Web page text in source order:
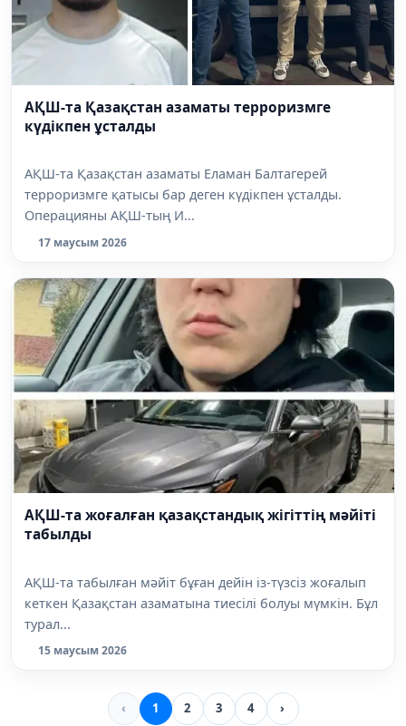
АҚШ-та Қазақстан азаматы терроризмге
күдікпен ұсталды
АҚШ-та Қазақстан азаматы Еламан Балтагерей
терроризмге қатысы бар деген күдікпен ұсталды.
Операцияны АҚШ-тың И...
17 маусым 2026
АҚШ-та жоғалған қазақстандық жігіттің мәйіті
табылды
АҚШ-та табылған мәйіт бұған дейін із-түзсіз жоғалып
кеткен Қазақстан азаматына тиесілі болуы мүмкін. Бұл
турал...
15 маусым 2026
‹ 1 2 3 4 ›